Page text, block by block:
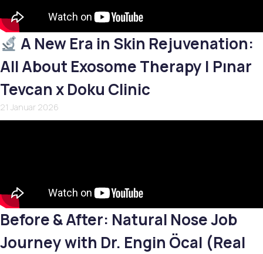
A New Era in Skin Rejuvenation:
All About Exosome Therapy | Pınar
Tevcan x Doku Clinic
21 Januar 2026
Before & After: Natural Nose Job
Journey with Dr. Engin Öcal (Real